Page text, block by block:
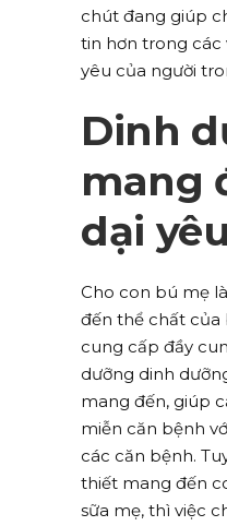
chút đang giúp
tin hơn trong các
yêu của người
Dinh
mang
dại yêu
Cho con bú mẹ
đến thể chất của
cung cấp đầy
dưỡng dinh
mang đến, giúp
miễn căn bệnh
các căn bệnh.
thiết mang đến
sữa mẹ, thì việc